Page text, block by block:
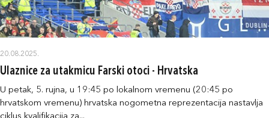
20.08.2025.
Ulaznice za utakmicu Farski otoci - Hrvatska
U petak, 5. rujna, u 19:45 po lokalnom vremenu (20:45 po
hrvatskom vremenu) hrvatska nogometna reprezentacija nastavlja